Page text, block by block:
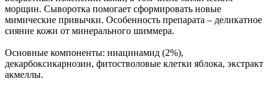
морщин. Сыворотка помогает сформировать новые
мимические привычки. Особенность препарата – деликатное
сияние кожи от минерального шиммера.
Основные компоненты: ниацинамид (2%),
декарбоксикарнозин, фитостволовые клетки яблока, экстракт
акмеллы.